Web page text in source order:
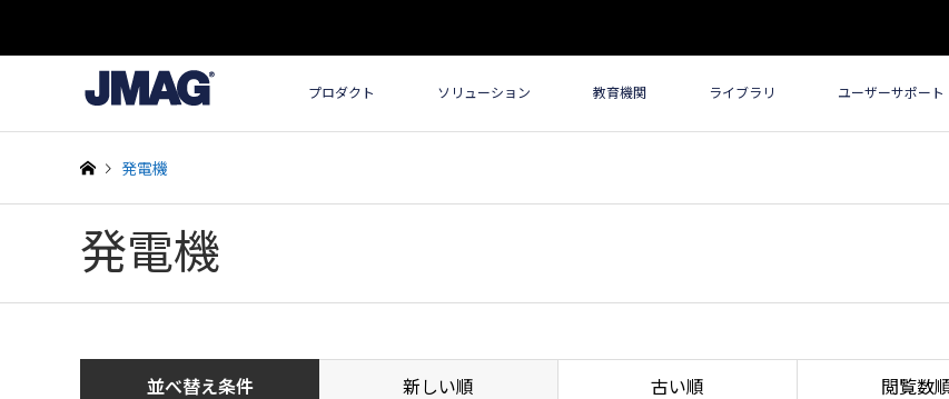
プロダクト ソリューション 教育機関 ライブラリ ユーザーサポート
発電機
発電機
並べ替え条件 新しい順 古い順 閲覧数